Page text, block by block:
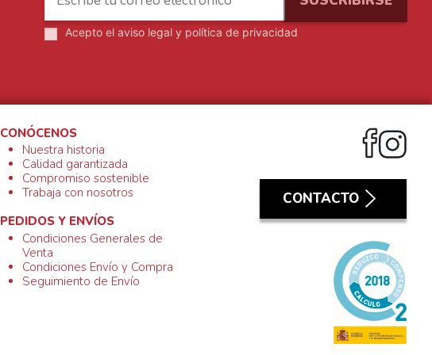
Acepto elaviso legal y política de privacidad
CONÓCENOS
Nuestra historia
Calidad garantizada
Compromiso sostenible
Trabaja con nosotros
PEDIDOS Y ENVÍOS
Condiciones Generales de
Venta
Condiciones Envío y Compra
Seguimiento de Envío
CONTACTO